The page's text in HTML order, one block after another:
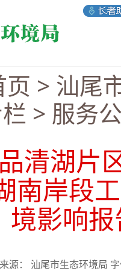
页 > 汕尾
> 服务
清湖片
南岸段
境影响
源： 汕尾市生态环境局